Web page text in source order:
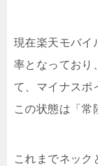
現在楽天モバイ
率となっており
て、マイナスポ
この状態は「常
これまでネック